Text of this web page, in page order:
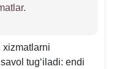
хizmatlarni
tugʻiladi: endi